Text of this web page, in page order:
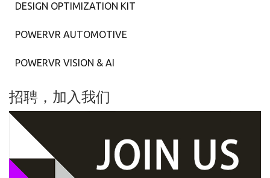
DESIGN OPTIMIZATION KIT
POWERVR AUTOMOTIVE
POWERVR VISION & AI
招聘，加入我们